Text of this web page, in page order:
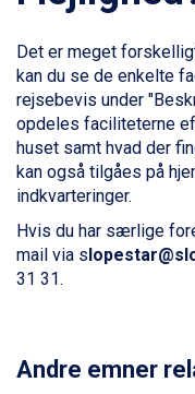
Champoluc fra
Fieberbrunn fra
Wagrain fra DKK
Ischgl fra DKK
St. Anton fra
Zell am See fra
Livigno fra DKK
Canazei fra DKK
Ponte di Legno
Bad Gastein fra
Alleghe fra DKK
Val Thorens fra
Det er meget
kan du se de enkelte
rejsebevis under
opdeles faciliteterne
huset samt hvad der
kan også tilgåes på
indkvarteringer.
Hvis du har særlige
mail via s
31 31.
Andre emner